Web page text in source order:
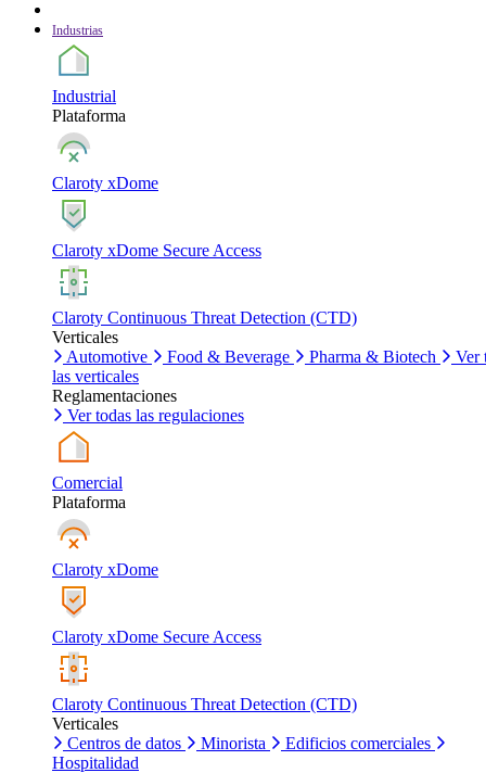
Industrias
Industrial
Plataforma
Claroty xDome
Claroty xDome Secure Access
Claroty Continuous Threat Detection (CTD)
Verticales
Automotive
Food & Beverage Pharma & Biotech
Ver
las verticales
Reglamentaciones
Ver todas las regulaciones
Comercial
Plataforma
Claroty xDome
Claroty xDome Secure Access
Claroty Continuous Threat Detection (CTD)
Verticales
Centros de datos
Minorista
Edificios comerciales
Hospitalidad